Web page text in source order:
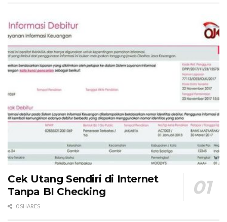
Cek Utang Sendiri di Internet
Tanpa BI Checking
0 SHARES